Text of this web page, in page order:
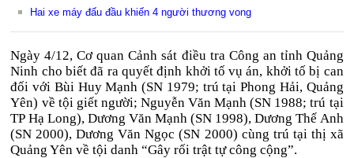
Hai xe máy đấu đầu khiến 4 người thương vong
Ngày 4/12, Cơ quan Cảnh sát điều tra Công an tỉnh Quảng
Ninh cho biết đã ra quyết định khởi tố vụ án, khởi tố bị can
đối với Bùi Huy Mạnh (SN 1979; trú tại Phong Hải, Quảng
Yên) về tội giết người; Nguyễn Văn Mạnh (SN 1988; trú tại
TP Hạ Long), Dương Văn Mạnh (SN 1998), Dương Thế Anh
(SN 2000), Dương Văn Ngọc (SN 2000) cùng trú tại thị xã
Quảng Yên về tội danh “Gây rối trật tự công cộng”.